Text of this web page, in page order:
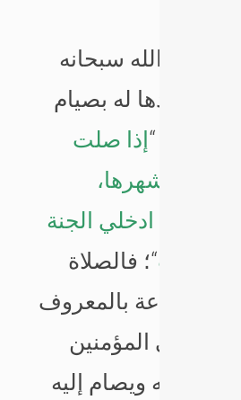
إلى الله سبحانه
كتعبدها له بصيام
الله: “ إذا صلت
وصامت شهرها،
قيل لها: ادخلي الجنة
شئت“؛ فالصلاة
والطاعة بالمعروف
إلا على المؤمنين
يُصلى له ويصام إليه